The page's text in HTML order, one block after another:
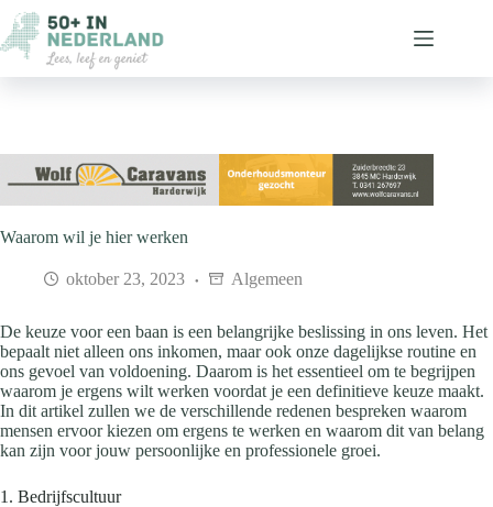
naar
de
inhoud
Waarom wil je hier werken
oktober 23, 2023 Algemeen
De keuze voor een baan is een belangrijke beslissing in ons leven. Het
bepaalt niet alleen ons inkomen, maar ook onze dagelijkse routine en
ons gevoel van voldoening. Daarom is het essentieel om te begrijpen
waarom je ergens wilt werken voordat je een definitieve keuze maakt.
In dit artikel zullen we de verschillende redenen bespreken waarom
mensen ervoor kiezen om ergens te werken en waarom dit van belang
kan zijn voor jouw persoonlijke en professionele groei.
1. Bedrijfscultuur